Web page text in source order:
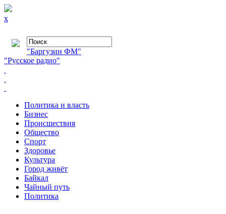
x
"Баргузин ФМ"
"Русское радио"
Политика и власть
Бизнес
Происшествия
Общество
Cпорт
Здоровье
Культура
Город живёт
Байкал
Чайный путь
Политика